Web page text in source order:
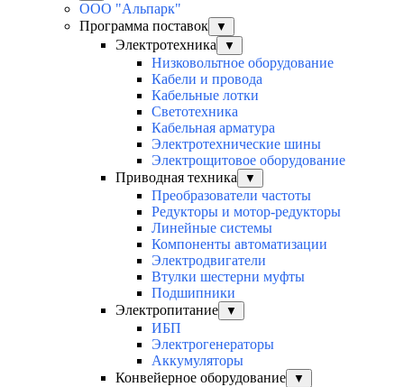
ООО "Альпарк"
Программа поставок
▼
Электротехника ▼
Низковольтное оборудование
Кабели и провода
Кабельные лотки
Светотехника
Кабельная арматура
Электротехнические шины
Электрощитовое оборудование
Приводная техника
▼
Преобразователи частоты
Редукторы и мотор-редукторы
Линейные системы
Компоненты автоматизации
Электродвигатели
Втулки шестерни муфты
Подшипники
Электропитание
▼
ИБП
Электрогенераторы
Аккумуляторы
Конвейерное оборудование
▼